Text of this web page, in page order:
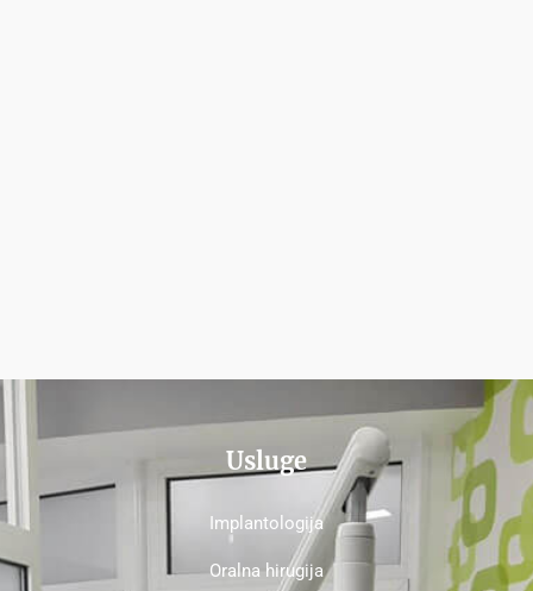
Usluge
Implantologija
Oralna hirugija